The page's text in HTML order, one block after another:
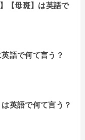
【母斑】は英語で
語で何て言う？
英語で何て言う？